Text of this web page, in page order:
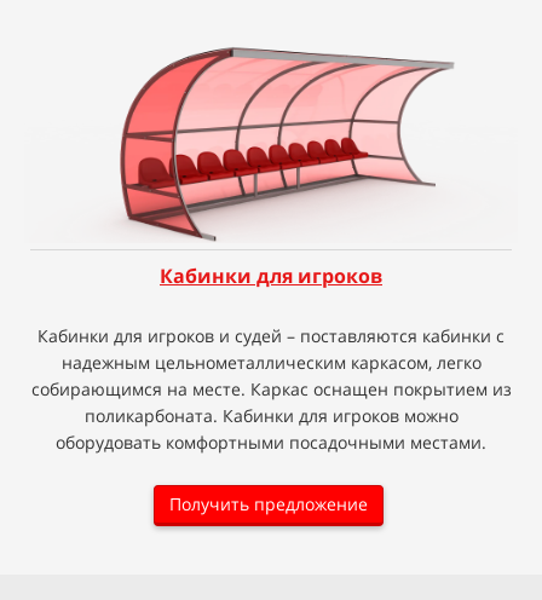
Кабинки для игроков
Кабинки для игроков и судей – поставляются кабинки с
надежным цельнометаллическим каркасом, легко
собирающимся на месте. Каркас оснащен покрытием из
поликарбоната. Кабинки для игроков можно
оборудовать комфортными посадочными местами.
Получить предложение